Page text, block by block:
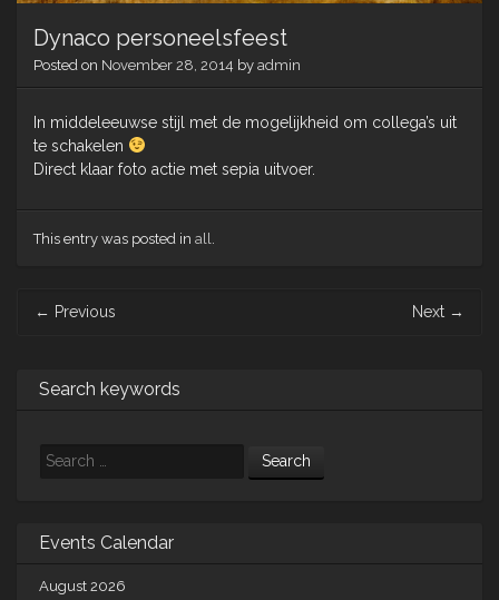
Dynaco personeelsfeest
Posted on November 28, 2014 by admin
In middeleeuwse stijl met de mogelijkheid om collega’s uit
te schakelen
Direct klaar foto actie met sepia uitvoer.
This entry was posted in all
navigation
← Previous Next →
Search keywords
Search
Events Calendar
August 2026